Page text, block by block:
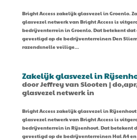
Bright Access zakelijk glasvezel in Groenlo.
glasvezel netwerk van Bright Access is
bedrijventerrein in Groenlo. Dat betekent
gevestigd op de bedrijventerreinen Den
razendsnelle veilige...
Zakelijk glasvezel in
doorJeffrey van Slooten |
glasvezel netwerk in
Bright Access zakelijk glasvezel in
glasvezel netwerk van Bright Access is
bedrijventerrein in Rijsenhout. Dat betekent
gevestigd op de bedrijventerreinen Hal A4 en